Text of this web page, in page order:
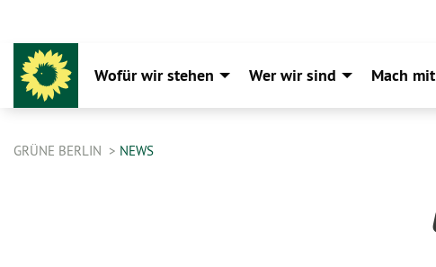
Wofür wir stehen Wer wir sind Mach mit
GRÜNE BERLIN NEWS